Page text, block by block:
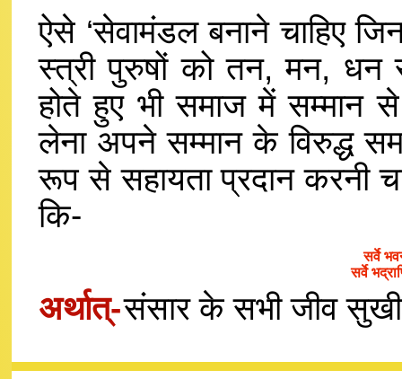
ऐसे ‘सेवामंडल बनाने चाहिए
स्त्री पुरुषों को तन, मन, धन
होते हुए भी समाज में सम्मान
लेना अपने सम्मान के विरुद्ध
रूप से सहायता प्रदान करनी
कि-
सर्वे
सर्वे
अर्थात्-संसार के सभी जीव सुखी,